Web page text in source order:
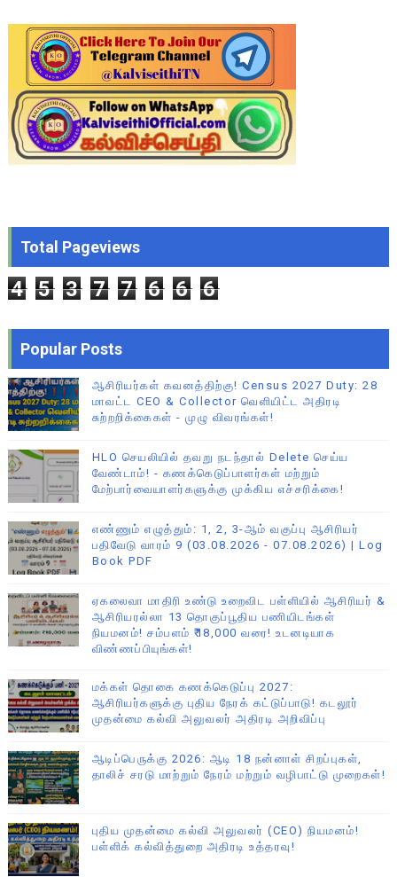
Total Pageviews
4 5 3 7 7 6 6 6
Popular Posts
ஆசிரியர்கள் கவனத்திற்கு! Census 2027 Duty: 28
மாவட்ட CEO & Collector வெளியிட்ட அதிரடி
சுற்றறிக்கைகள் - முழு விவரங்கள்!
HLO செயலியில் தவறு நடந்தால் Delete செய்ய
வேண்டாம்! - கணக்கெடுப்பாளர்கள் மற்றும்
மேற்பார்வையாளர்களுக்கு முக்கிய எச்சரிக்கை!
எண்ணும் எழுத்தும்: 1, 2, 3-ஆம் வகுப்பு ஆசிரியர்
பதிவேடு வாரம் 9 (03.08.2026 - 07.08.2026) | Log
Book PDF
ஏகலைவா மாதிரி உண்டு உறைவிட பள்ளியில் ஆசிரியர் &
ஆசிரியரல்லா 13 தொகுப்பூதிய பணியிடங்கள்
நியமனம்! சம்பளம் ₹18,000 வரை! உடனடியாக
விண்ணப்பியுங்கள்!
மக்கள் தொகை கணக்கெடுப்பு 2027:
ஆசிரியர்களுக்கு புதிய நேரக் கட்டுப்பாடு! கடலூர்
முதன்மை கல்வி அலுவலர் அதிரடி அறிவிப்பு
ஆடிப்பெருக்கு 2026: ஆடி 18 நன்னாள் சிறப்புகள்,
தாலிச் சரடு மாற்றும் நேரம் மற்றும் வழிபாட்டு முறைகள்!
புதிய முதன்மை கல்வி அலுவலர் (CEO) நியமனம்!
பள்ளிக் கல்வித்துறை அதிரடி உத்தரவு!